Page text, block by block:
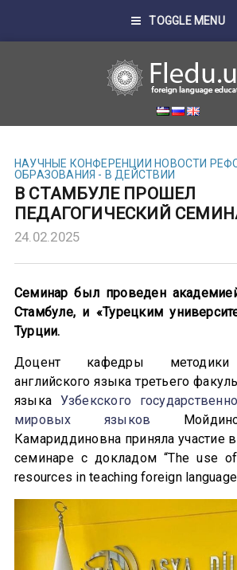
TOGGLE MENU
НАУЧНЫЕ КОНФЕРЕНЦИИ НОВОСТИ
ОБРАЗОВАНИЯ - В ДЕЙСТВИИ
В СТАМБУЛЕ ПРОШЕЛ
ПЕДАГОГИЧЕСКИЙ
24.02.2025
Семинар был проведен
Стамбуле, и «Турецким
Турции.
Доцент кафедры методики
английского языка третьего
языка Узбекского
мировых языков
Камариддиновна приняла участие
семинаре с докладом “The use
resources in teaching foreign